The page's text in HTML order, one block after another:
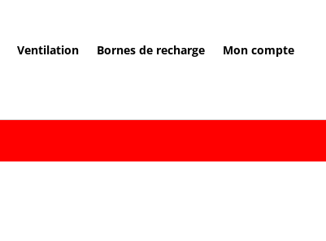
Ventilation Bornes de recharge Mon compte